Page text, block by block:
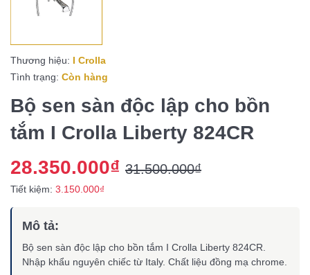
Thương hiệu: I Crolla
Tình trạng: Còn hàng
Bộ sen sàn độc lập cho bồn
tắm I Crolla Liberty 824CR
28.350.000₫ 31.500.000₫
Tiết kiệm: 3.150.000₫
Mô tả:
Bộ sen sàn độc lập cho bồn tắm I Crolla Liberty 824CR.
Nhập khẩu nguyên chiếc từ Italy. Chất liệu đồng mạ chrome.